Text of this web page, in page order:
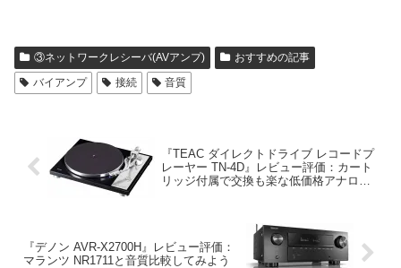
③ネットワークレシーバ(AVアンプ)
おすすめの記事
バイアンプ
接続 音質
『TEAC ダイレクトドライブ レコードプ
レーヤー TN-4D』レビュー評価：カート
リッジ付属で交換も楽な低価格アナログ
『デノン AVR-X2700H』レビュー評価：
マランツ NR1711と音質比較してみよう